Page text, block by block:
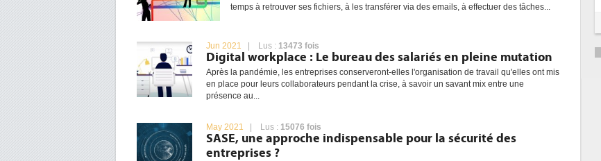
temps à retrouver ses fichiers, à les transférer via des emails, à effectuer des tâches...
Jun 2021 | Lus : 13473 fois
Digital workplace : Le bureau des salariés en pleine mutation
Après la pandémie, les entreprises conserveront-elles l'organisation de travail qu'elles ont mis
en place pour leurs collaborateurs pendant la crise, à savoir un savant mix entre une
présence au...
May 2021 | Lus : 15076 fois
SASE, une approche indispensable pour la sécurité des
entreprises ?